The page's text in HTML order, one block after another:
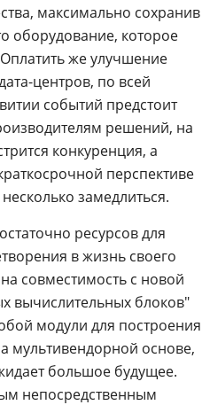
максимально сохранив
оборудование, которое
же улучшение
центров, по всей
событий предстоит
решений, на
конкуренция, а
перспективе
замедлиться.
ресурсов для
в жизнь своего
совместимость с новой
вычислительных блоков"
модули для построения
мультивендорной основе,
большое будущее.
непосредственным